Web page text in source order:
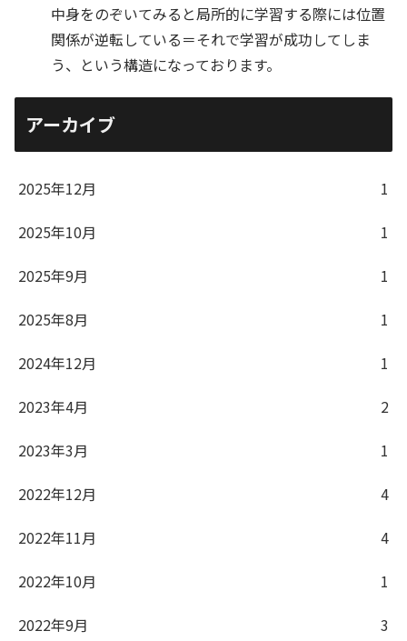
中身をのぞいてみると局所的に学習する際には位置
関係が逆転している＝それで学習が成功してしま
う、という構造になっております。
アーカイブ
2025年12月
1
2025年10月
1
2025年9月
1
2025年8月
1
2024年12月
1
2023年4月
2
2023年3月
1
2022年12月
4
2022年11月
4
2022年10月
1
2022年9月
3